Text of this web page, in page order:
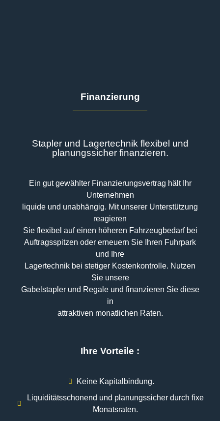
Finanzierung
Stapler und Lagertechnik flexibel und
planungssicher finanzieren.
Ein gut gewählter Finanzierungsvertrag hält Ihr
Unternehmen
liquide und unabhängig. Mit unserer Unterstützung
reagieren
Sie flexibel auf einen höheren Fahrzeugbedarf bei
Auftragsspitzen oder erneuern Sie Ihren Fuhrpark
und Ihre
Lagertechnik bei stetiger Kostenkontrolle. Nutzen
Sie unsere
Gabelstapler und Regale und finanzieren Sie diese
in
attraktiven monatlichen Raten.
Ihre Vorteile :
Keine Kapitalbindung.
Liquiditätsschonend und planungssicher durch fixe
Monatsraten.